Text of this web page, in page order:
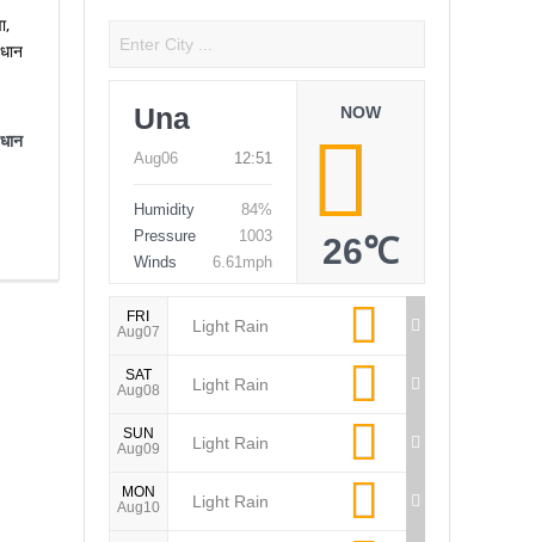
Una
Aug06 12:51
Humidity
84%
Pressure
1003
Winds
6.61mph
NOW
26℃
FRI
Aug07
Light Rain
SAT
Aug08
Light Rain
SUN
Aug09
Light Rain
MON
Aug10
Light Rain